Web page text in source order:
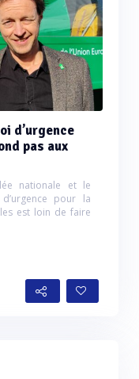
d’urgence
pas aux
nationale et le
pour la
est loin de faire